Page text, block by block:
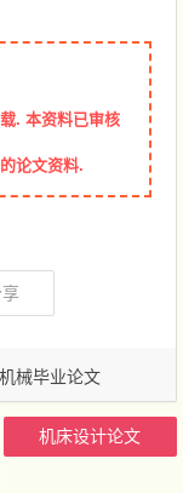
. 本资料已审核
论文资料.
机械毕业论文
机床设计论文